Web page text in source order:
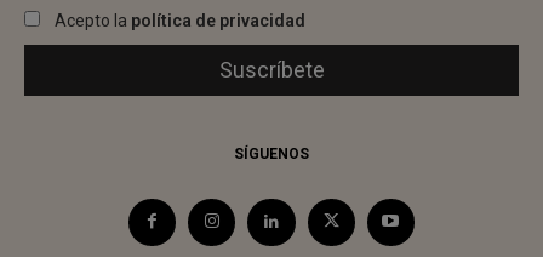
Acepto la política de privacidad
SÍGUENOS